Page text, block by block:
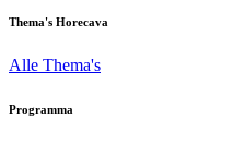
Thema's Horecava
Alle Thema's
Programma